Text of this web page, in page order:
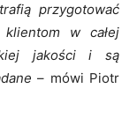
przygotować
w całej
jakości i są
– mówi Piotr